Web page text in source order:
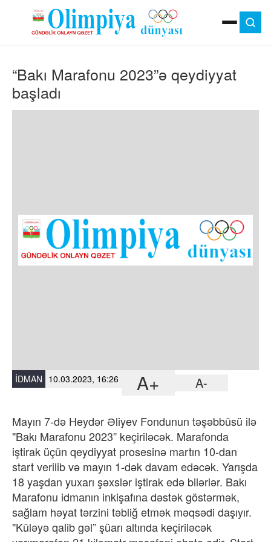
MOK
OLIMPIYA OYUNLARI
ÇAP VERSIYASI
TV
DIGƏR
“Bakı Marafonu 2023”ə qeydiyyat
başladı
İDMAN 10.03.2023, 16:26 A+ A-
Mayın 7-də HeydərƏliyev Fondunun təşəbbüsü ilə
"Bakı Marafonu 2023” keçiriləcək. Marafonda
iştirak üçün qeydiyyat prosesinə martın 10-dan
start verilib və mayın 1-dəkdavam edəcək. Yarışda
18 yaşdan yuxarı şəxslər iştirak edə bilərlər. Bakı
Marafonu idmanın inkişafına dəstək göstərmək,
sağlam həyat tərzini təbliğ etmək məqsədi daşıyır.
"Küləyə qalib gəl” şüarı altında keçiriləcək